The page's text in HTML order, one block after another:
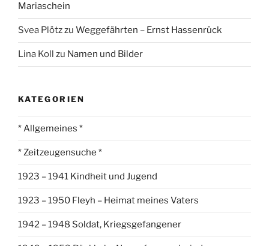
Mariaschein
Svea Plötzzu Weggefährten – Ernst Hassenrück
Lina Koll zu Namen und Bilder
KATEGORIEN
* Allgemeines *
* Zeitzeugensuche *
1923 – 1941 Kindheit und Jugend
1923 – 1950 Fleyh – Heimat meines Vaters
1942 – 1948 Soldat, Kriegsgefangener